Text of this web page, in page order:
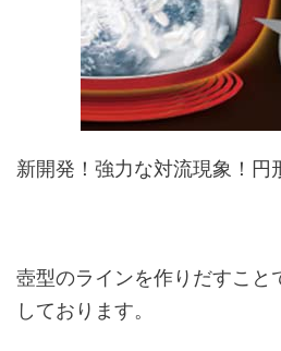
新開発！強力な対流現象！円
壺型のラインを作りだすこと
しております。